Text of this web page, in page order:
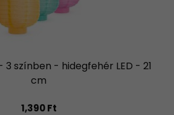
színben - hidegfehér LED - 21
cm
1,390 Ft